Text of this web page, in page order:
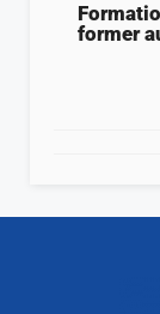
former